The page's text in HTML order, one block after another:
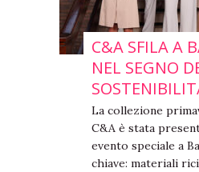
C&A SFILA A
NEL SEGNO
La collezione
C&A è stata
evento speciale a
chiave: materiali